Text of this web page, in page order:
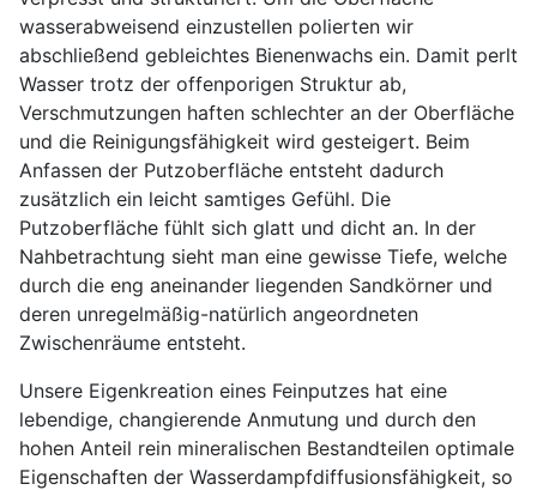
wasserabweisend einzustellen polierten wir
abschließend gebleichtes Bienenwachs ein. Damit perlt
Wasser trotz der offenporigen Struktur ab,
Verschmutzungen haften schlechter an der Oberfläche
und die Reinigungsfähigkeit wird gesteigert. Beim
Anfassen der Putzoberfläche entsteht dadurch
zusätzlich ein leicht samtiges Gefühl. Die
Putzoberfläche fühlt sich glatt und dicht an. In der
Nahbetrachtung sieht man eine gewisse Tiefe, welche
durch die eng aneinander liegenden Sandkörner und
deren unregelmäßig-natürlich angeordneten
Zwischenräume entsteht.
Unsere Eigenkreation eines Feinputzes hat eine
lebendige, changierende Anmutung und durch den
hohen Anteil rein mineralischen Bestandteilen optimale
Eigenschaften der Wasserdampfdiffusionsfähigkeit, so